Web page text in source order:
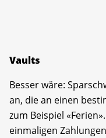
Vaults
Besser wäre:
an, die an einen
zum Beispiel
einmaligen